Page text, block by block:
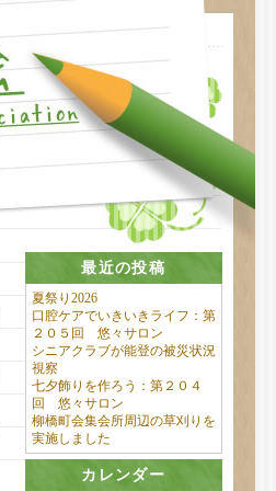
最近の投稿
夏祭り2026
口腔ケアでいきいきライフ：第
２０５回 悠々サロン
シニアクラブが能登の被災状況
視察
七夕飾りを作ろう：第２０４
回 悠々サロン
柳橋町会集会所周辺の草刈りを
実施しました
カレンダー